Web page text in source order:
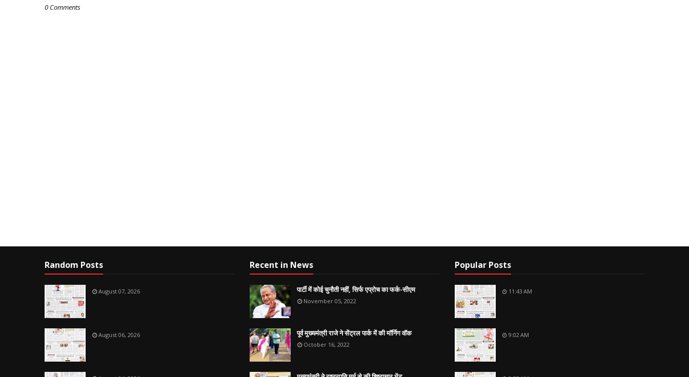
0 Comments
Random Posts
August 07, 2026
August 06, 2026
Recent in News
पार्टी में कोई चुनौती नहीं, सिर्फ एप्रोच का फर्क-सीएम
November 05, 2022
पूर्व मुख्यमंत्री राजे ने सेंट्रल पार्क में की मॉर्निग वॉक
October 16, 2022
Popular Posts
11:43 AM
9:02 AM